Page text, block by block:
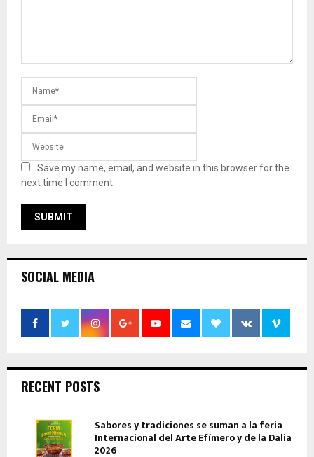
Save my name, email, and website in this browser for the
next time I comment.
SOCIAL MEDIA
RECENT POSTS
Sabores y tradiciones se suman a la feria
Internacional del Arte Efímero y de la Dalia
2026